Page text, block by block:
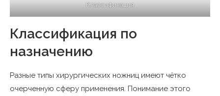
Классификация
Классификация по
назначению
Разные типы хирургических ножниц имеют чётко
очерченную сферу применения. Понимание этого